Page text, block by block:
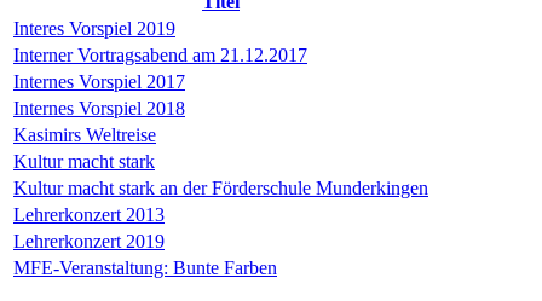
Interes Vorspiel 2019
Interner Vortragsabend am 21.12.2017
Internes Vorspiel 2017
Internes Vorspiel 2018
Kasimirs Weltreise
Kultur macht stark
Kultur macht stark an der Förderschule Munderkingen
Lehrerkonzert 2013
Lehrerkonzert 2019
MFE-Veranstaltung: Bunte Farben